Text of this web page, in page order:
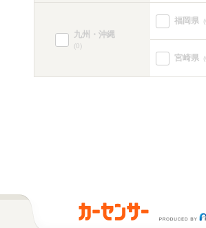
九州・沖縄
(0)
福岡県
宮崎県